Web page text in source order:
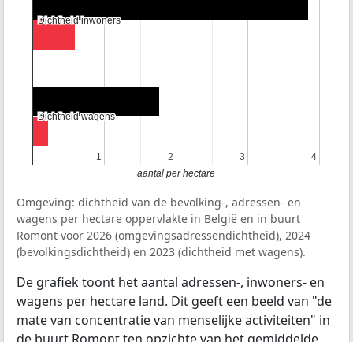
1
1 2
2 3
3 4
4
Dichtheid inwoners
Dichtheid inwoners
Dichtheid wagens
Dichtheid wagens
aantal per hectare
Omgeving: dichtheid van de bevolking-, adressen- en
wagens per hectare oppervlakte in België en in buurt
Romont voor 2026 (omgevingsadressendichtheid), 2024
(bevolkingsdichtheid) en 2023 (dichtheid met wagens).
De grafiek toont het aantal adressen-, inwoners- en
wagens per hectare land. Dit geeft een beeld van "de
mate van concentratie van menselijke activiteiten" in